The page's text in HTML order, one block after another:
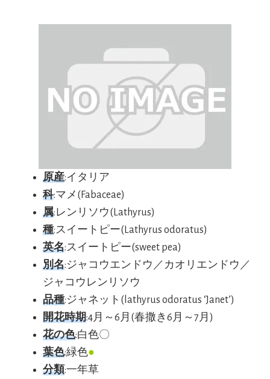
原産:イタリア
科:マメ(Fabaceae)
属:レンリソウ(Lathyrus)
種:スイートピー(Lathyrus odoratus)
英名:スイートピー(sweet pea)
別名:ジャコウエンドウ／カオリエンドウ／
ジャコウレンリソウ
品種:ジャネット(lathyrus odoratus ‘Janet’)
開花時期:4月～6月(春撒き6月～7月)
花の色:白色〇
葉色:緑色●
分類:一年草